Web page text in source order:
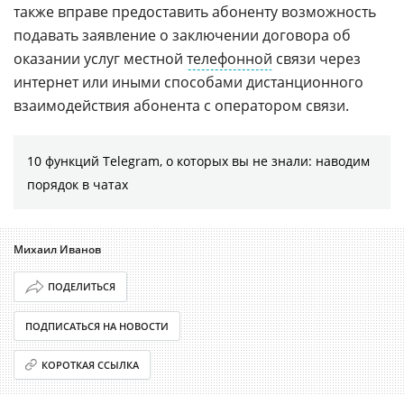
также вправе предоставить абоненту возможность
подавать заявление о заключении договора об
оказании услуг местной телефонной связи через
интернет или иными способами дистанционного
взаимодействия абонента с оператором связи.
10 функций Telegram, о которых вы не знали: наводим
порядок в чатах
Михаил Иванов
ПОДЕЛИТЬСЯ
ПОДПИСАТЬСЯ НА НОВОСТИ
КОРОТКАЯ ССЫЛКА